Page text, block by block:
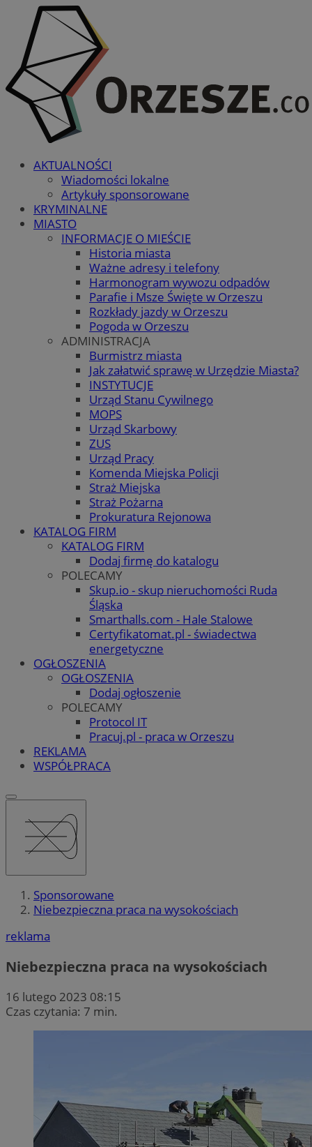
AKTUALNOŚCI
Wiadomości lokalne
Artykuły sponsorowane
KRYMINALNE
MIASTO
INFORMACJE O MIEŚCIE
Historia miasta
Ważne adresy i telefony
Harmonogram wywozu odpadów
Parafie i Msze Święte w Orzeszu
Rozkłady jazdy w Orzeszu
Pogoda w Orzeszu
ADMINISTRACJA
Burmistrz miasta
Jak załatwić sprawę w Urzędzie Miasta?
INSTYTUCJE
Urząd Stanu Cywilnego
MOPS
Urząd Skarbowy
ZUS
Urząd Pracy
Komenda Miejska Policji
Straż Miejska
Straż Pożarna
Prokuratura Rejonowa
KATALOG FIRM
KATALOG FIRM
Dodaj firmę do katalogu
POLECAMY
Skup.io - skup nieruchomości Ruda
Śląska
Smarthalls.com - Hale Stalowe
Certyfikatomat.pl - świadectwa
energetyczne
OGŁOSZENIA
OGŁOSZENIA
Dodaj ogłoszenie
POLECAMY
Protocol IT
Pracuj.pl - praca w Orzeszu
REKLAMA
WSPÓŁPRACA
Sponsorowane
Niebezpieczna praca na wysokościach
reklama
Niebezpieczna praca na wysokościach
16 lutego 2023 08:15
Czas czytania: 7 min.